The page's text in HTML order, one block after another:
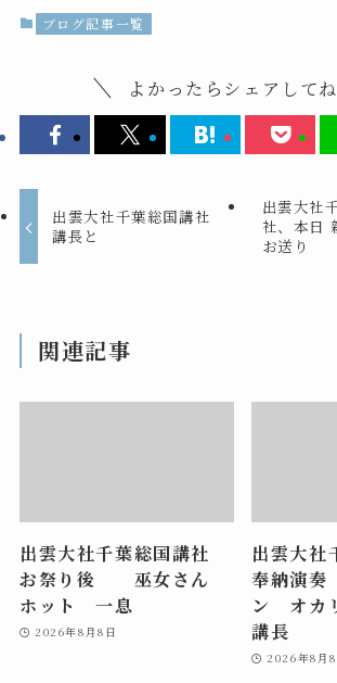
ブログ記事一覧
よかったらシェアしてね
出雲大社千葉総国講社
講長と
出雲大社
社、本日
お送り
関連記事
出雲大社千葉総国講社
お祭り後 巫女さん
ホット 一息
2026年8月8日
出雲大
奉納演
ン オカ
講長
2026年8月8